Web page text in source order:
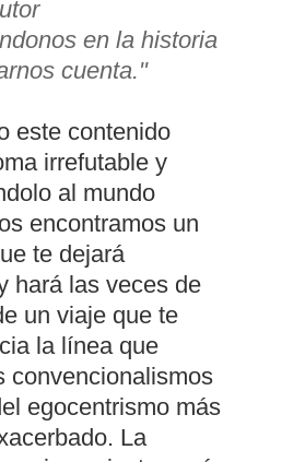
en la historia
cuenta."
este contenido
irrefutable y
al mundo
encontramos un
te dejará
hará las veces de
un viaje que te
la línea que
convencionalismos
egocentrismo más
La